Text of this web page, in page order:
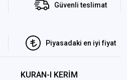
Güvenli teslimat
Piyasadaki en iyi fiyat
KURAN-I KERİM